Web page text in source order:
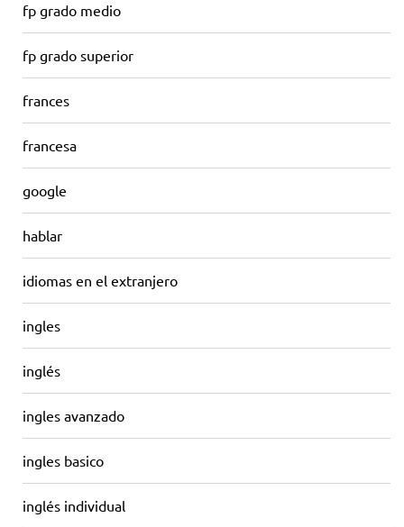
fp grado medio
fp grado superior
frances
francesa
google
hablar
idiomas en el extranjero
ingles
inglés
ingles avanzado
ingles basico
inglés individual